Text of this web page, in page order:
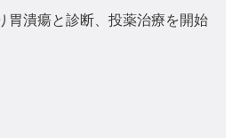
胃潰瘍と診断、投薬治療を開始